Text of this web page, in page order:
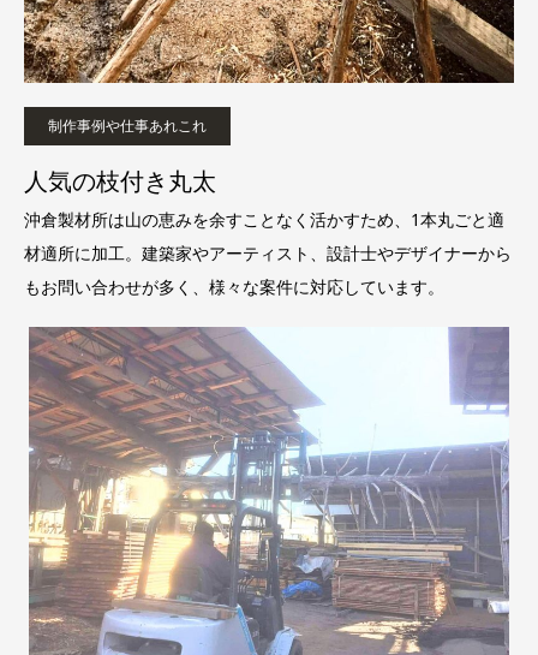
制作事例や仕事あれこれ
人気の枝付き丸太
沖倉製材所は山の恵みを余すことなく活かすため、1本丸ごと適
材適所に加工。建築家やアーティスト、設計士やデザイナーから
もお問い合わせが多く、様々な案件に対応しています。